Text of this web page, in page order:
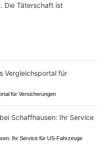
Die Täterschaft ist
für Versicherungen
Ihr Service für US-Fahrzeuge